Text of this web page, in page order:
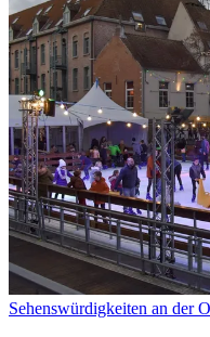
Sehenswürdigkeiten an der